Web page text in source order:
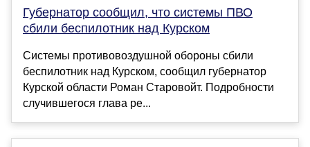
Губернатор сообщил, что системы ПВО
сбили беспилотник над Курском
Системы противовоздушной обороны сбили
беспилотник над Курском, сообщил губернатор
Курской области Роман Старовойт. Подробности
случившегося глава ре...